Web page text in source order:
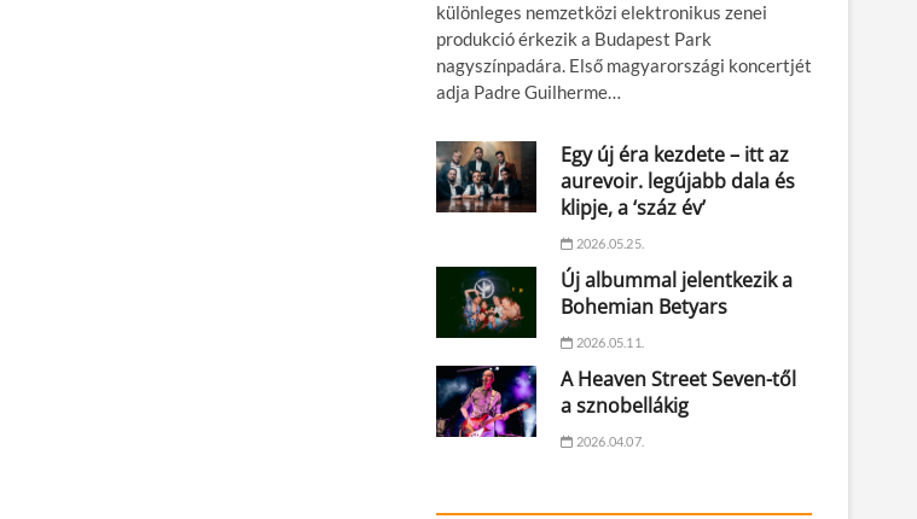
különleges nemzetközi elektronikus zenei
produkció érkezik a Budapest Park
nagyszínpadára. Első magyarországi koncertjét
adja Padre Guilherme…
Egy új éra kezdete – itt az
aurevoir. legújabb dala és
klipje, a ‘száz év’
2026.05.25.
Új albummal jelentkezik a
Bohemian Betyars
2026.05.11.
A Heaven Street Seven-től
a sznobellákig
2026.04.07.